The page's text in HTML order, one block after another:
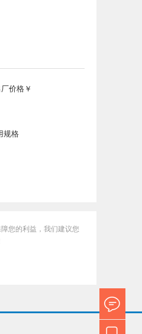
价格￥
规格
您的利益，我们建议您